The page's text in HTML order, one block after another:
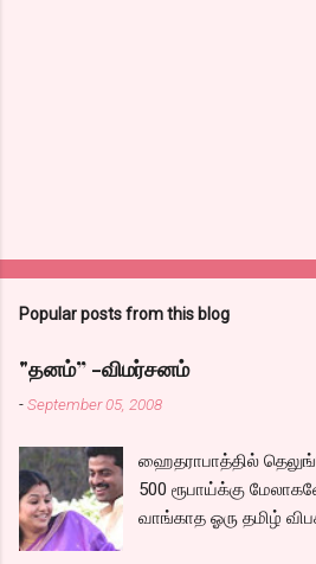
Popular posts from this blog
"தனம்” -விமர்சனம்
-September 05, 2008
ஹைதராபாத்தில்
500 ரூபாய்க்கு
வாங்காத ஓரு தமிழ்